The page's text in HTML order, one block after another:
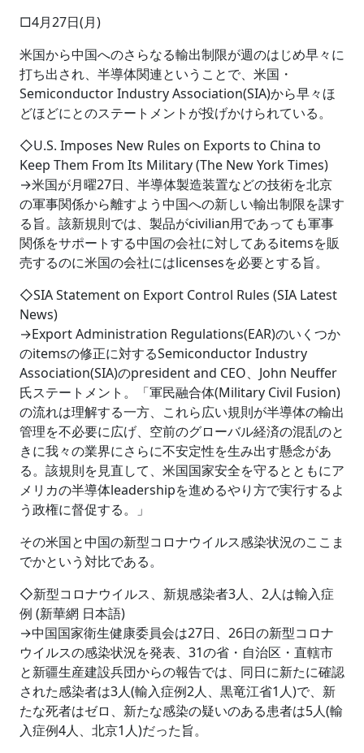
□4月27日(月)
米国から中国へのさらなる輸出制限が週のはじめ早々に
打ち出され、半導体関連ということで、米国・
Semiconductor Industry Association(SIA)から早々ほ
どほどにとのステートメントが投げかけられている。
◇U.S. Imposes New Rules on Exports to China to
Keep Them From Its Military (The New York Times)
→米国が月曜27日、半導体製造装置などの技術を北京
の軍事関係から離すよう中国への新しい輸出制限を課す
る旨。該新規則では、製品がcivilian用であっても軍事
関係をサポートする中国の会社に対してあるitemsを販
売するのに米国の会社にはlicensesを必要とする旨。
◇SIA Statement on Export Control Rules (SIA Latest
News)
→Export Administration Regulations(EAR)のいくつか
のitemsの修正に対するSemiconductor Industry
Association(SIA)のpresident and CEO、John Neuffer
氏ステートメント。「軍民融合体(Military Civil Fusion)
の流れは理解する一方、これら広い規則が半導体の輸出
管理を不必要に広げ、空前のグローバル経済の混乱のと
きに我々の業界にさらに不安定性を生み出す懸念があ
る。該規則を見直して、米国国家安全を守るとともにア
メリカの半導体leadershipを進めるやり方で実行するよ
う政権に督促する。」
その米国と中国の新型コロナウイルス感染状況のここま
でかという対比である。
◇新型コロナウイルス、新規感染者3人、2人は輸入症
例 (新華網 日本語)
→中国国家衛生健康委員会は27日、26日の新型コロナ
ウイルスの感染状況を発表、31の省・自治区・直轄市
と新疆生産建設兵団からの報告では、同日に新たに確認
された感染者は3人(輸入症例2人、黒竜江省1人)で、新
たな死者はゼロ、新たな感染の疑いのある患者は5人(輸
入症例4人、北京1人)だった旨。